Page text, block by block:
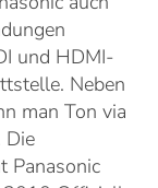
und HDMI-
Neben
man Ton via
Die
Panasonic